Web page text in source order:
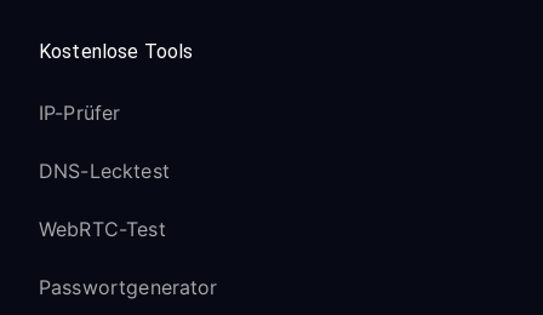
Kostenlose Tools
IP-Prüfer
DNS-Lecktest
WebRTC-Test
Passwortgenerator